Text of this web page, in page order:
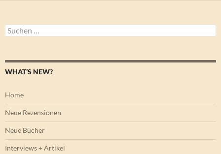
Suchen
nach:
WHAT’S NEW?
Home
Neue Rezensionen
Neue Bücher
Interviews + Artikel